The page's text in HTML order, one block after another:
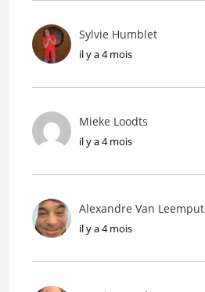
Sylvie Humblet
il y a 4 mois
Mieke Loodts
il y a 4 mois
Alexandre Van Leemput
il y a 4 mois